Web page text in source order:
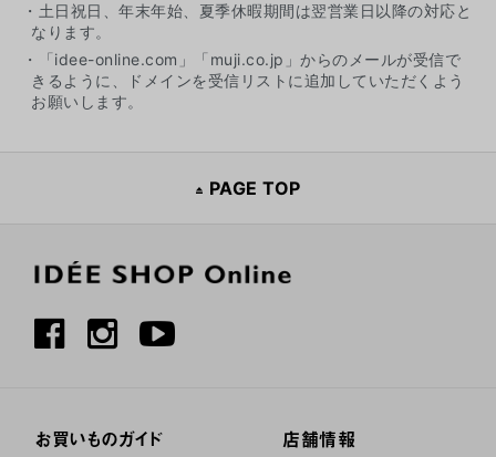
・土日祝日、年末年始、夏季休暇期間は翌営業日以降の対応と
なります。
・「idee-online.com」「muji.co.jp」からのメールが受信で
きるように、ドメインを受信リストに追加していただくよう
お願いします。
PAGE TOP
お買いものガイド 店舗情報